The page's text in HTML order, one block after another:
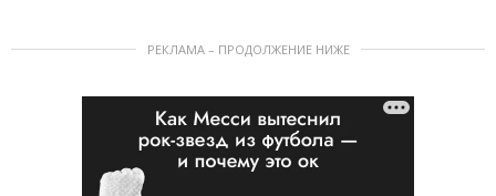
РЕКЛАМА – ПРОДОЛЖЕНИЕ НИЖЕ